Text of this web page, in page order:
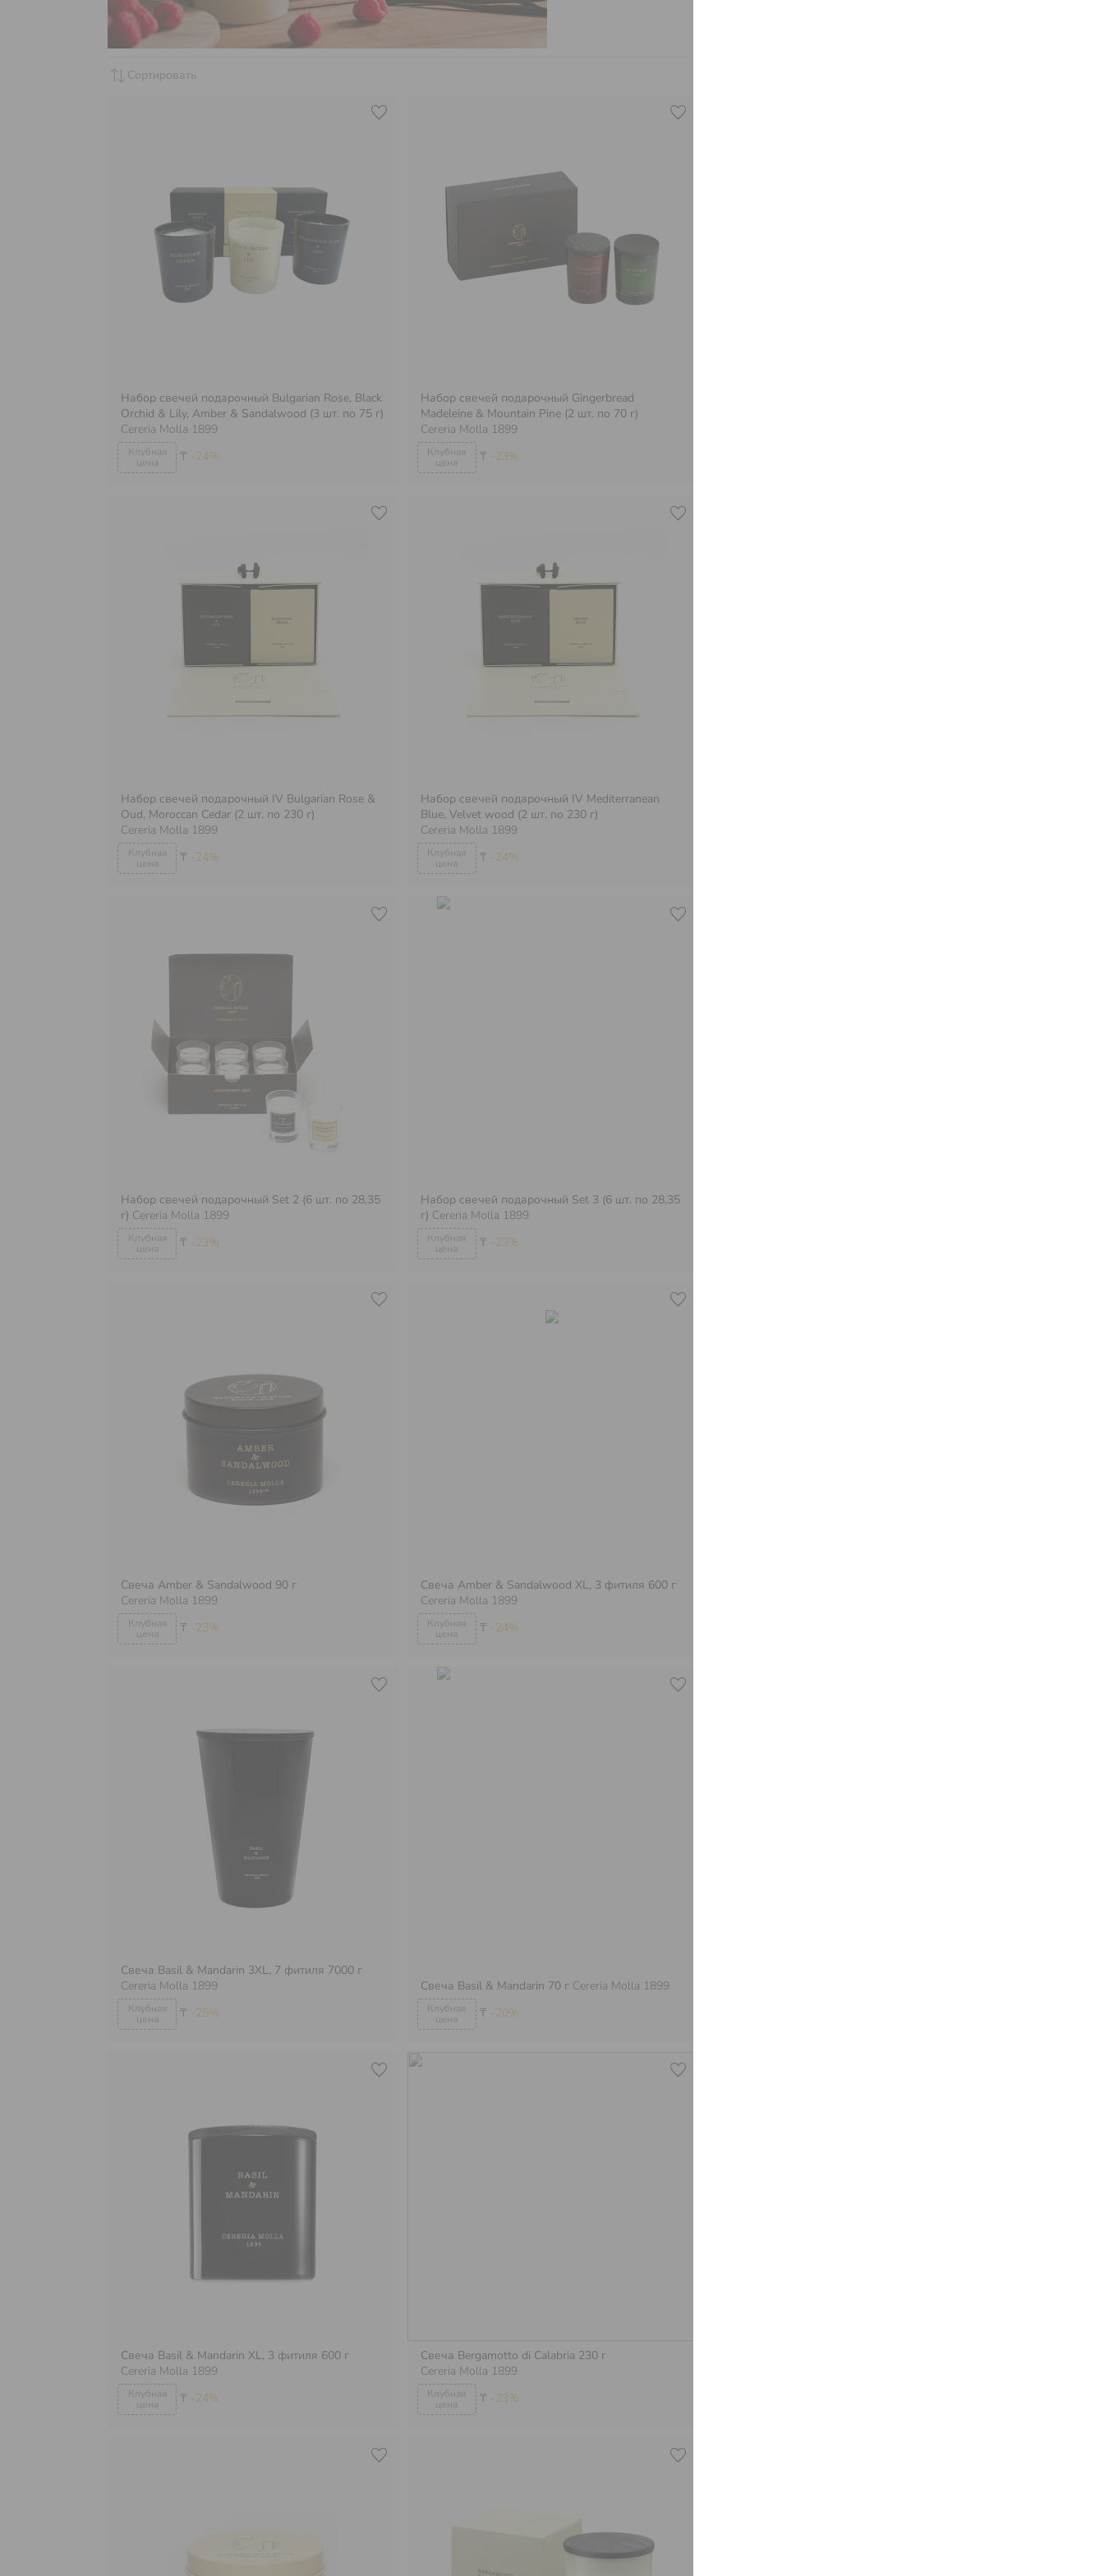
sync_alt Сортировать
₸ -24%
Набор свечей подарочный Bulgarian Rose, Black
Orchid & Lily, Amber & Sandalwood (3 шт. по 75 г)
Cereria Molla 1899
₸ -23%
Набор свечей подарочный Gingerbread
Madeleine & Mountain Pine (2 шт. по 70 г)
Cereria Molla 1899
₸ -24%
Набор свечей подарочный IV Bulgarian Rose &
Oud, Moroccan Cedar (2 шт. по 230 г)
Cereria Molla 1899
₸ -24%
Набор свечей подарочный IV Mediterranean
Blue, Velvet wood (2 шт. по 230 г)
Cereria Molla 1899
₸ -23%
Набор свечей подарочный Set 2 (6 шт. по 28,35
г) Cereria Molla 1899
₸ -23%
Набор свечей подарочный Set 3 (6 шт. по 28,35
г) Cereria Molla 1899
₸ -23%
Свеча Amber & Sandalwood 90 г
Cereria Molla 1899
₸ -24%
Свеча Amber & Sandalwood XL, 3 фитиля 600 г
Cereria Molla 1899
₸ -25%
Свеча Basil & Mandarin 3XL, 7 фитиля 7000 г
Cereria Molla 1899
₸ -20%
Свеча Basil & Mandarin 70 г Cereria Molla 1899
₸ -24%
Свеча Basil & Mandarin XL, 3 фитиля 600 г
Cereria Molla 1899
₸ -23%
Свеча Bergamotto di Calabria 230 г
Cereria Molla 1899